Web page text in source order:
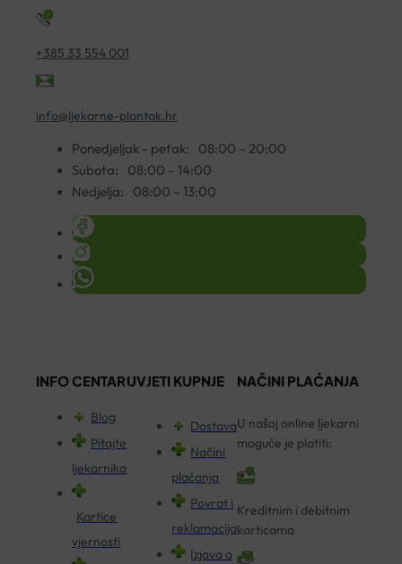
+385 33 554 001
info@ljekarne-plantak.hr
Ponedjeljak - petak:
08:00 – 20:00
Subota:
08:00 – 14:00
Nedjelja:
08:00 – 13:00
INFO CENTAR
Blog
Pitajte
ljekarnika
Kartice
vjernosti
UVJETI KUPNJE
Dostava
Načini
plaćanja
Povrat i
reklamacija
Izjava o
NAČINI PLAĆANJA
U našoj online ljekarni
moguće je platiti:
Kreditnim i debitnim
karticama